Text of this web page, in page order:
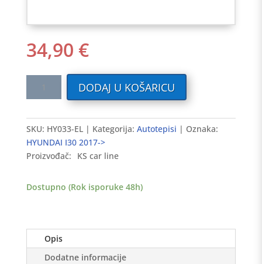
34,90 €
HYUNDAI
I30
2017-
>
količina
DODAJ U KOŠARICU
SKU: HY033-EL Kategorija: Autotepisi
Oznaka:
HYUNDAI I30 2017->
Proizvođač:
KS car line
Dostupno (Rok isporuke 48h)
Opis
Dodatne informacije